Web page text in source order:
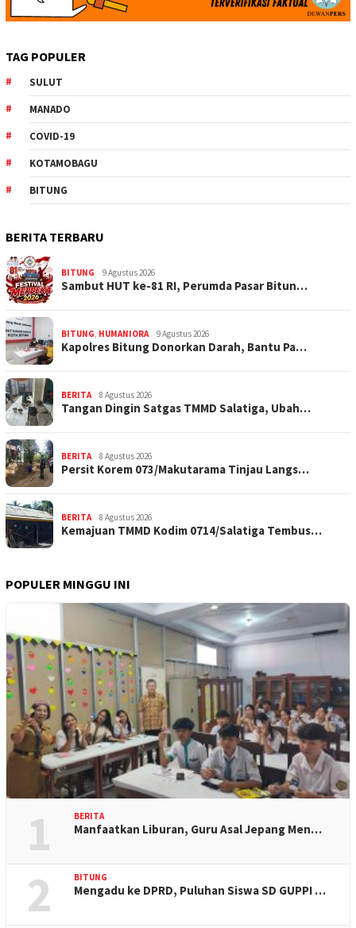
TAG POPULER
SULUT
MANADO
COVID-19
KOTAMOBAGU
BITUNG
BERITA TERBARU
BITUNG 9 Agustus 2026
Sambut HUT ke-81 RI, Perumda Pasar Bitun…
BITUNG, HUMANIORA 9 Agustus 2026
Kapolres Bitung Donorkan Darah, Bantu Pa…
BERITA 8 Agustus 2026
Tangan Dingin Satgas TMMD Salatiga, Ubah…
BERITA 8 Agustus 2026
Persit Korem 073/Makutarama Tinjau Langs…
BERITA 8 Agustus 2026
Kemajuan TMMD Kodim 0714/Salatiga Tembus…
POPULER MINGGU INI
1 BERITA
Manfaatkan Liburan, Guru Asal Jepang Men…
2 BITUNG
Mengadu ke DPRD, Puluhan Siswa SD GUPPI …